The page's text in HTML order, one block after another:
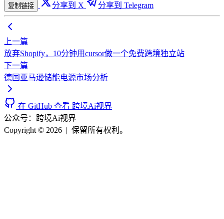
复制链接 分享到 X 分享到 Telegram
上一篇
放弃Shopify，10分钟用cursor做一个免费跨境独立站
下一篇
德国亚马逊储能电源市场分析
在 GitHub 查看 跨境Ai视界
公众号：跨境Ai视界
Copyright © 2026 | 保留所有权利。